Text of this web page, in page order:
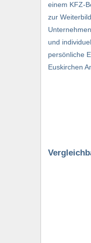
einem KFZ-
zur
und
persönliche
Euskirchen